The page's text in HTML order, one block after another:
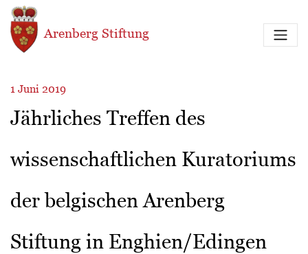
Direkt zum Inhalt
Arenberg Stiftung
1 Juni 2019
Jährliches Treffen des
wissenschaftlichen Kuratoriums
der belgischen Arenberg
Stiftung in Enghien/Edingen